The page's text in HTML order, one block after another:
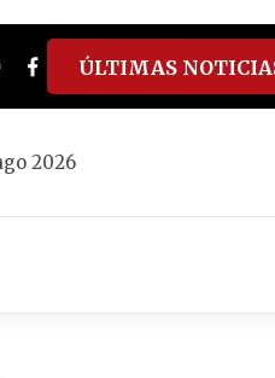
facebook
tiktokyoutube
spotify
ÚLTIMAS
2026